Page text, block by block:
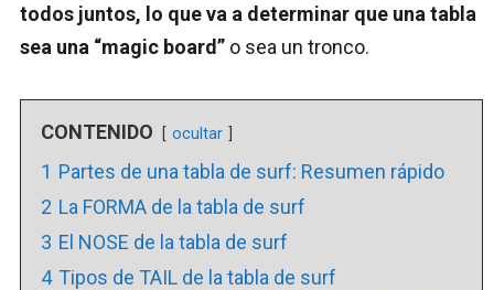
todos juntos, lo que va a determinar que una tabla
sea una “magic board” o sea un tronco.
CONTENIDO ocultar
1 Partes de una tabla de surf: Resumen rápido
2 La FORMA de la tabla de surf
3 El NOSE de la tabla de surf
4 Tipos de TAIL de la tabla de surf